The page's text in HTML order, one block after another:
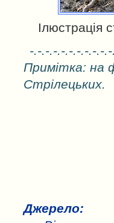
Ілюстрація
-.-.-.-.-.-.-.-.-.-
Примітка: на
Стрілецьких.
Джерело: